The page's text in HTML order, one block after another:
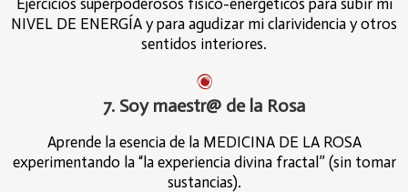
NIVEL DE ENERGÍA y para agudizar mi clarividencia y otros
sentidos interiores.
7. Soy maestr@ de la Rosa
Aprende la esencia de la MEDICINA DE LA ROSA
experimentando la “la experiencia divina fractal” (sin tomar
sustancias).